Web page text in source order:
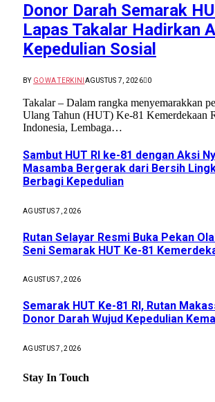
Donor Darah Semarak
Lapas Takalar Hadirkan
Kepedulian Sosial
BY GOWA TERKINI AGUSTUS 7, 2026 0
Takalar – Dalam rangka menyemarakkan
Ulang Tahun (HUT) Ke-81 Kemerdekaan
Indonesia, Lembaga…
Sambut HUT RI ke-81 dengan Aksi
Masamba Bergerak dari Bersih
Berbagi Kepedulian
AGUSTUS 7, 2026
Rutan Selayar Resmi Buka Pekan
Seni Semarak HUT Ke-81
AGUSTUS 7, 2026
Semarak HUT Ke-81 RI, Rutan
Donor Darah Wujud Kepedulian
AGUSTUS 7, 2026
Stay In Touch